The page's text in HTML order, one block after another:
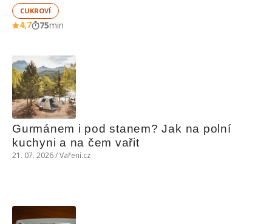
CUKROVÍ
4,7 75min
Gurmánem i pod stanem? Jak na polní
kuchyni a na čem vařit
21. 07. 2026 / Vaření.cz